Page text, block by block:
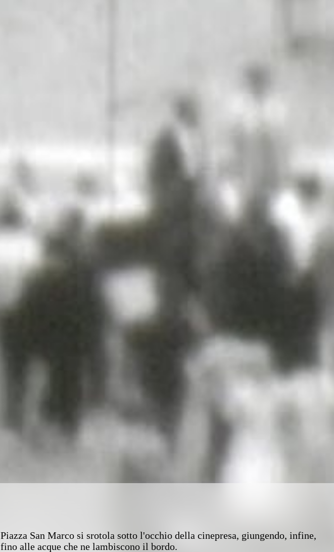
Piazza San Marco si srotola sotto l'occhio della cinepresa, giungendo, infine,
fino alle acque che ne lambiscono il bordo.